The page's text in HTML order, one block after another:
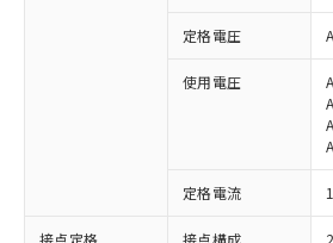
定格電圧
使用電圧
定格電流
接点定格 接点構成
対応済み：EU RoHS指令
非含有に対応した製品が提供
対応予定：EU RoHS指令（10